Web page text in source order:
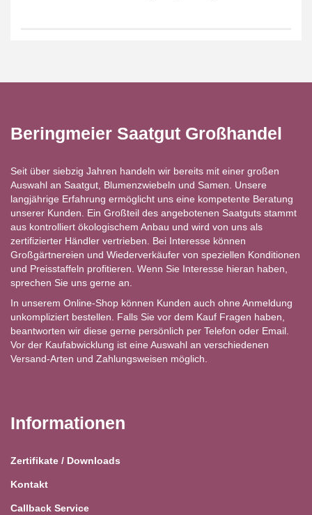
Beringmeier Saatgut Großhandel
Seit über siebzig Jahren handeln wir bereits mit einer großen
Auswahl an Saatgut, Blumenzwiebeln und Samen. Unsere
langjährige Erfahrung ermöglicht uns eine kompetente Beratung
unserer Kunden. Ein Großteil des angebotenen Saatguts stammt
aus kontrolliert ökologischem Anbau und wird von uns als
zertifizierter Händler vertrieben. Bei Interesse können
Großgärtnereien und Wiederverkäufer von speziellen Konditionen
und Preisstaffeln profitieren. Wenn Sie Interesse hieran haben,
sprechen Sie uns gerne an.
In unserem Online-Shop können Kunden auch ohne Anmeldung
unkompliziert bestellen. Falls Sie vor dem Kauf Fragen haben,
beantworten wir diese gerne persönlich per Telefon oder Email.
Vor der Kaufabwicklung ist eine Auswahl an verschiedenen
Versand-Arten und Zahlungsweisen möglich.
Informationen
Zertifikate / Downloads
Kontakt
Callback Service